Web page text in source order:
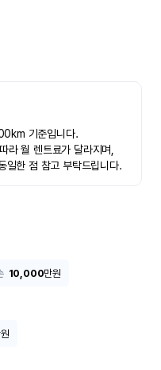
기준입니다.
라 월 렌트료가 달라지며,
일한 점 참고 부탁드립니다.
10,000만원